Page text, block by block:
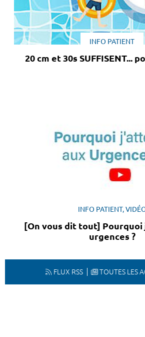
INFO PATIENT
20 cm et 30s SUFFISENT...
INFO PATIENT,
[On vous dit tout] Pourquoi
urgences ?
FLUX RSS TOUTES LES